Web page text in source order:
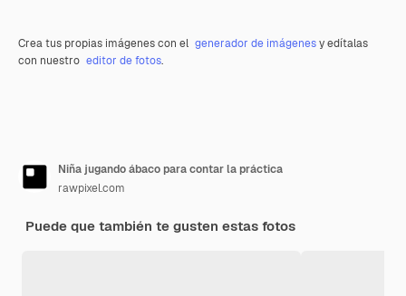
Crea tus propias imágenes con el generador de imágenesy edítalas
con nuestro editor de fotos.
Niña jugando ábaco para contar la práctica
rawpixel.com
Puede que también te gusten estas fotos